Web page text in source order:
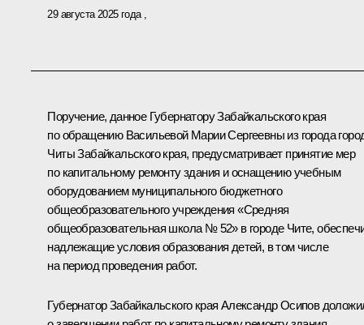
29 августа 2025 года
Поручение, данное Губернатору Забайкальского края
по обращению Васильевой Марии Сергеевны из города
Читы Забайкальского края, предусматривает принятие мер
по капитальному ремонту здания и оснащению учебным
оборудованием муниципального бюджетного
общеобразовательного учреждения «Средняя
общеобразовательная школа № 52» в городе Чите,
надлежащие условия образования детей, в том числе
на период проведения работ.
Губернатор Забайкальского края Александр Осипов